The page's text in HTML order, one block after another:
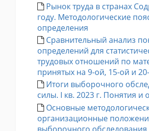
Рынок труда в странах
году. Методологические
определения
Сравнительный анализ
определений для
трудовых отношений по
принятых на 9-ой, 15-ой и
Итоги выборочного
силы. I кв. 2023 г. Понятия и
Основные
организационные
выборочного